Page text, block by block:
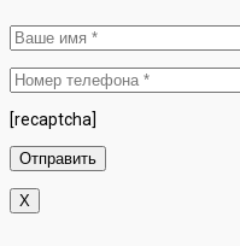
[recaptcha]
X